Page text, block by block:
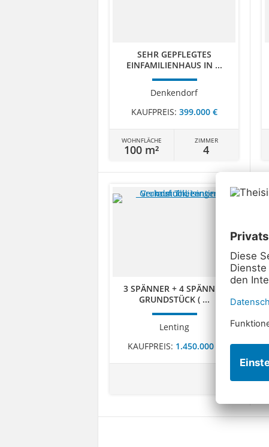
SEHR GEPFLEGTES
EINFAMILIENHAUS IN ...
Denkendorf
KAUFPREIS: 399.000 €
WOHNFLÄCHE
100 m²
ZIMMER
4
3 SPÄNNER + 4 SPÄNNER
GRUNDSTÜCK ( ...
Lenting
KAUFPREIS: 1.450.000 €